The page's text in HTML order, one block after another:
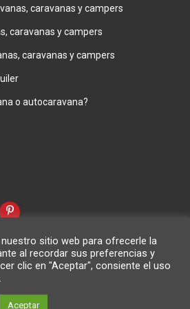
caravanas y campers
caravanas y campers
caravanas y campers
o autocaravana?
sitio web para ofrecerle la
al recordar sus preferencias y
clic en "Aceptar", consiente el uso
Aceptar